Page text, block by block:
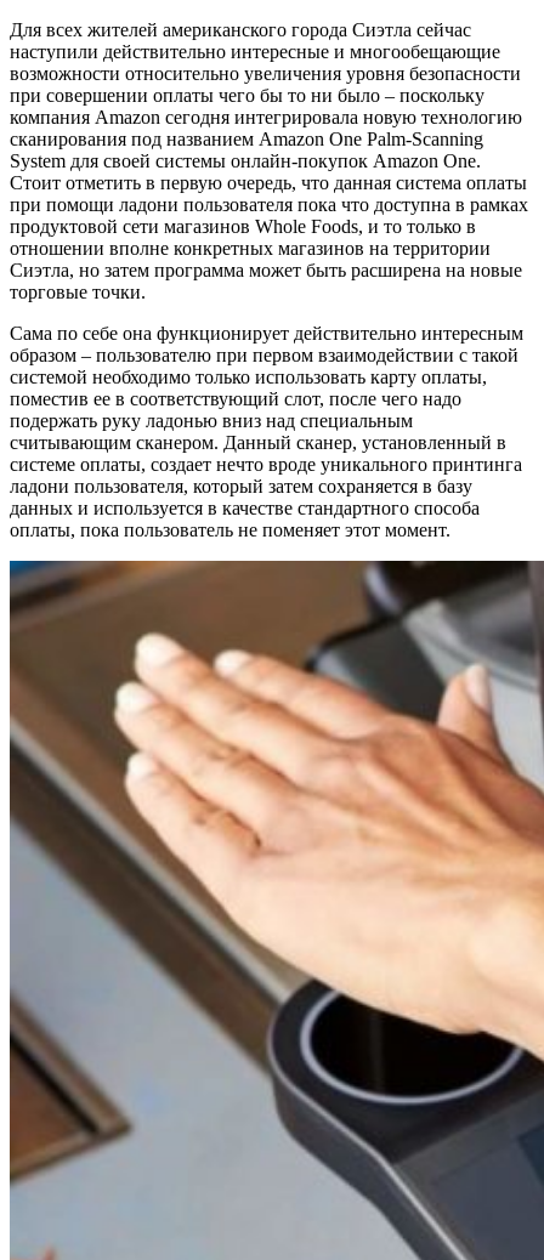
Для всех жителей американского города Сиэтла сейчас
наступили действительно интересные и многообещающие
возможности относительно увеличения уровня безопасности
при совершении оплаты чего бы то ни было – поскольку
компания Amazon сегодня интегрировала новую технологию
сканирования под названием Amazon One Palm-Scanning
System для своей системы онлайн-покупок Amazon One.
Стоит отметить в первую очередь, что данная система оплаты
при помощи ладони пользователя пока что доступна в рамках
продуктовой сети магазинов Whole Foods, и то только в
отношении вполне конкретных магазинов на территории
Сиэтла, но затем программа может быть расширена на новые
торговые точки.
Сама по себе она функционирует действительно интересным
образом – пользователю при первом взаимодействии с такой
системой необходимо только использовать карту оплаты,
поместив ее в соответствующий слот, после чего надо
подержать руку ладонью вниз над специальным
считывающим сканером. Данный сканер, установленный в
системе оплаты, создает нечто вроде уникального принтинга
ладони пользователя, который затем сохраняется в базу
данных и используется в качестве стандартного способа
оплаты, пока пользователь не поменяет этот момент.